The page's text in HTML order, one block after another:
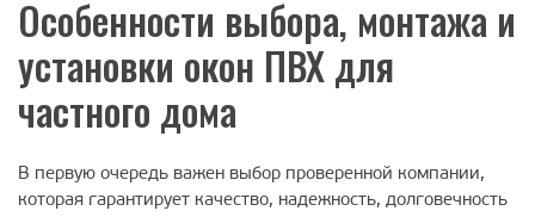
Особенности выбора, монтажа и
установки окон ПВХ для
частного дома
В первую очередь важен выбор проверенной компании,
которая гарантирует качество, надежность, долговечность